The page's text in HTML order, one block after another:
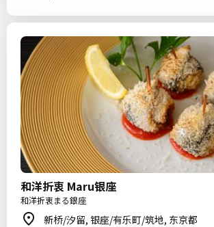
和洋折衷 Maru银座
和洋折衷まる銀座
新桥/汐留, 银座/有乐町/筑地, 东京都